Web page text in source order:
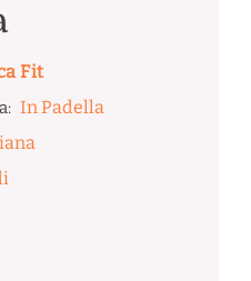
Fit
In Padella